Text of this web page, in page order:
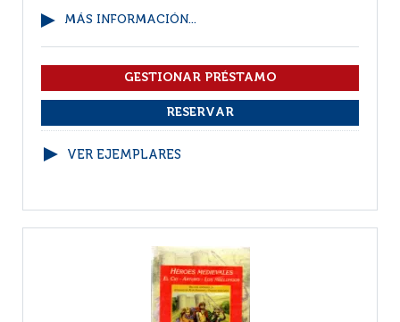
MÁS INFORMACIÓN...
VER EJEMPLARES